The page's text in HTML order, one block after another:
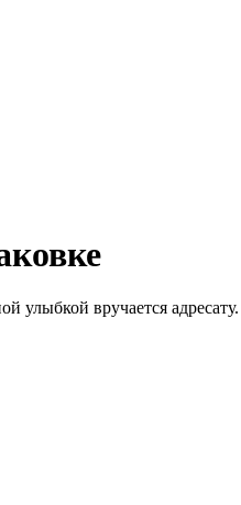
улыбкой вручается адресату.